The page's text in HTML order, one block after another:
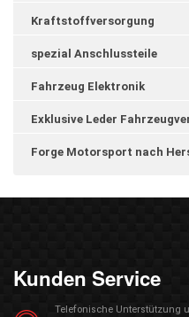
Kraftstoffversorgung
spezial Anschlussteile
Fahrzeug Elektronik
Exklusive Leder
Forge Motorsport nach
Kunden Service
Telefonische Unterstützung